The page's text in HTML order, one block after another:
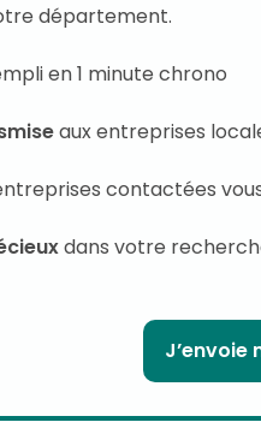
département.
en 1 minute chrono
aux entreprises
contactées
dans votre
J’envoie